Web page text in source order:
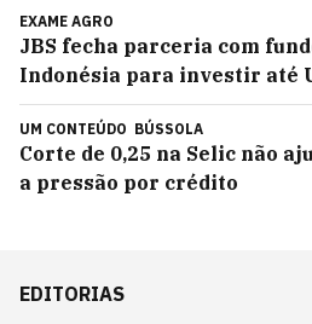
EXAME AGRO
JBS fecha parceria com
Indonésia para investir até
UM CONTEÚDO BÚSSOLA
Corte de 0,25 na Selic não
a pressão por crédito
EDITORIAS